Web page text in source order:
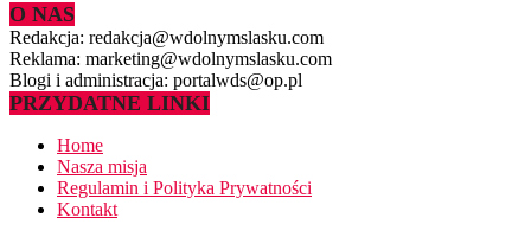
O NAS
Redakcja: redakcja@wdolnymslasku.com
Reklama: marketing@wdolnymslasku.com
Blogi i administracja: portalwds@op.pl
PRZYDATNE LINKI
Home
Nasza misja
Regulamin i Polityka Prywatności
Kontakt